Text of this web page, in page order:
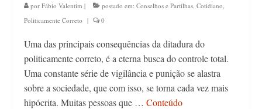
por Fábio Valentim | postado em: Conselhos e Partilhas Cotidiano
Politicamente Correto | 0
Uma das principais consequências da ditadura do
politicamente correto, é a eterna busca do controle total.
Uma constante série de vigilância e punição se alastra
sobre a sociedade, que com isso, se torna cada vez mais
hipócrita. Muitas pessoas que … Conteúdo